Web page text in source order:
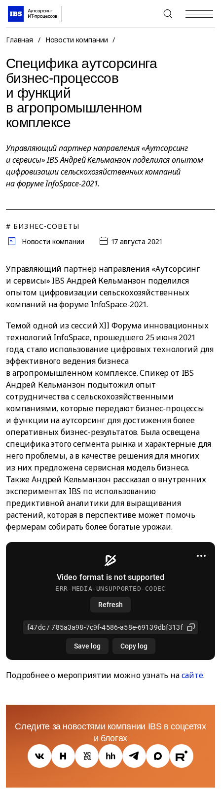
+7 (495) 967-80-80
Главная / Новости компании /
Специфика аутсорсинга
бизнес-процессов
и функций
в агропромышленном
комплексе
Управляющий партнер направления «Аутсорсинг
и сервисы» IBS Андрей Кельманзон поделился опытом
цифровизации сельскохозяйственных компаний
на форуме InfoSpace-2021.
# БИЗНЕС-СОВЕТЫ
Новости компании
17 августа 2021
Управляющий партнер направления «Аутсорсинг
и сервисы» IBS Андрей Кельманзон поделился
опытом цифровизации сельскохозяйственных
компаний на форуме InfoSpace-2021.
Темой одной из сессий XII Форума инновационных
технологий InfoSpace, прошедшего 25 июня 2021
года, стало использование цифровых технологий для
эффективного ведения бизнеса
в агропромышленном комплексе. Спикер от IBS
Андрей Кельманзон подытожил опыт
сотрудничества с сельскохозяйственными
компаниями, которые передают бизнес-процессы
и функции на аутсорсинг для достижения более
оперативных бизнес-результатов. Была освещена
специфика этого сегмента рынка и характерные для
него проблемы, а в качестве решения для многих
из них предложена сервисная модель бизнеса.
Также Андрей Кельманзон рассказал о внутренних
экспериментах IBS по использованию
предиктивной аналитики для выращивания
растений, которая в перспективе может помочь
фермерам собирать более богатые урожаи.
Подробнее о мероприятии можно узнать насайте.
Следите за новостями компании IBS в соцсетях
и блогах